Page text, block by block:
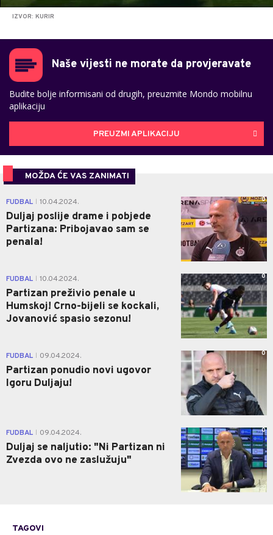
IZVOR: KURIR
Naše vijesti ne morate da provjeravate
Budite bolje informisani od drugih, preuzmite Mondo mobilnu
aplikaciju
PREUZMI APLIKACIJU
MOŽDA ĆE VAS ZANIMATI
FUDBAL 10.04.2024.
Duljaj poslije drame i pobjede
Partizana: Pribojavao sam se
penala!
0
FUDBAL 10.04.2024.
Partizan preživio penale u
Humskoj! Crno-bijeli se kockali,
Jovanović spasio sezonu!
0
FUDBAL 09.04.2024.
Partizan ponudio novi ugovor
Igoru Duljaju!
0
FUDBAL 09.04.2024.
Duljaj se naljutio: "Ni Partizan ni
Zvezda ovo ne zaslužuju"
0
TAGOVI